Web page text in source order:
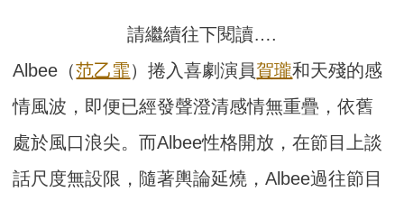
請繼續往下閱讀….
Albee（范乙霏）捲入喜劇演員賀瓏和天殘的感
情風波，即便已經發聲澄清感情無重疊，依舊
處於風口浪尖。而Albee性格開放，在節目上談
話尺度無設限，隨著輿論延燒，Albee過往節目